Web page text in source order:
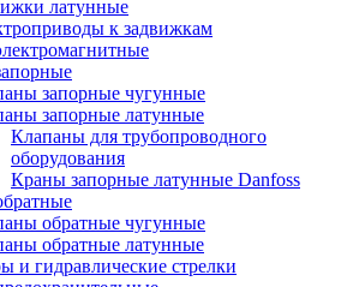
латунные
к задвижкам
запорные чугунные
запорные латунные
Клапаны для трубопроводного
оборудования
Краны запорные латунные Danfoss
обратные чугунные
обратные латунные
и гидравлические стрелки